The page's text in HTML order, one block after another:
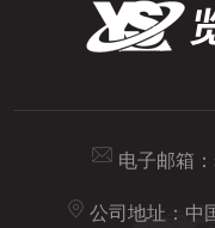
电子邮箱：
公司地址：中